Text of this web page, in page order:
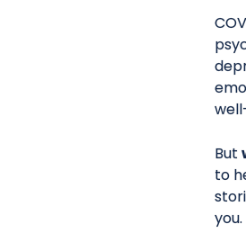
თემზე დაფუძნებული
ფსიქოლოგიური
და
სატელეფონო
ფსიქოლოგიური
But
to